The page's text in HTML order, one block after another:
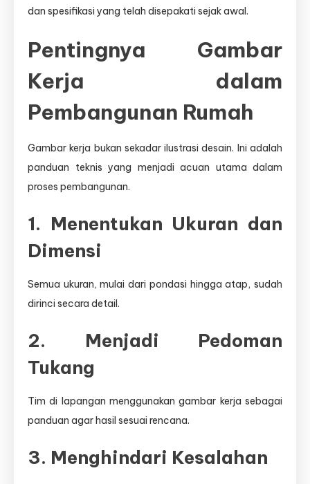
dan spesifikasi yang telah disepakati sejak awal.
Pentingnya Gambar
Kerja dalam
Pembangunan Rumah
Gambar kerja bukan sekadar ilustrasi desain. Ini adalah
panduan teknis yang menjadi acuan utama dalam
proses pembangunan.
1. Menentukan Ukuran dan
Dimensi
Semua ukuran, mulai dari pondasi hingga atap, sudah
dirinci secara detail.
2. Menjadi Pedoman
Tukang
Tim di lapangan menggunakan gambar kerja sebagai
panduan agar hasil sesuai rencana.
3. Menghindari Kesalahan